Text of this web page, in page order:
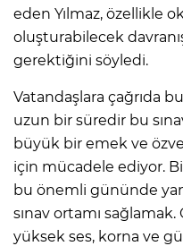
eden Yılmaz, özellikle
oluşturabilecek
gerektiğini söyledi.
Vatandaşlara çağrıda
uzun bir süredir bu
büyük bir emek ve
için mücadele ediyor.
bu önemli gününde
sınav ortamı
yüksek ses, korna ve